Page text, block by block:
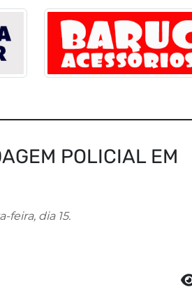
POLICIAL EM
dia 15.